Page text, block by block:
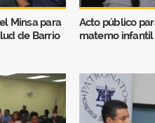
Minsa para
de Barrio
Acto público
materno infantil